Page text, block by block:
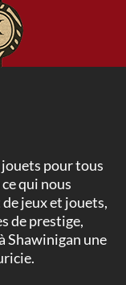
pour tous
qui nous
jeux et jouets,
de prestige,
Shawinigan une